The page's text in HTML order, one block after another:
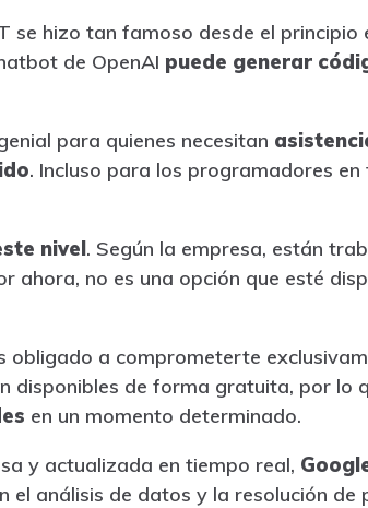
se hizo tan famoso desde el principio
de OpenAI puede generar
para quienes necesitan
. Incluso para los programadores en
nivel. Según la empresa, están
ahora, no es una opción que esté
obligado a comprometerte
disponibles de forma gratuita, por lo
en un momento determinado.
y actualizada en tiempo real,
el análisis de datos y la resolución de